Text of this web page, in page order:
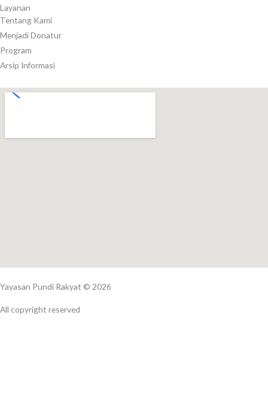
e
b
o
o
k
-
f
a
g
a
m
Layanan
Tentang Kami
Menjadi Donatur
Program
Arsip Informasi
Yayasan Pundi Rakyat © 2026
All copyright reserved